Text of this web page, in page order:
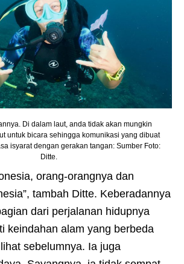
Di dalam laut, anda tidak akan mungkin
untuk bicara sehingga komunikasi yang dibuat
isyarat dengan gerakan tangan: Sumber Foto:
Ditte.
orang-orangnya dan
tambah Ditte. Keberadannya
dari perjalanan hidupnya
keindahan alam yang berbeda
sebelumnya. Ia juga